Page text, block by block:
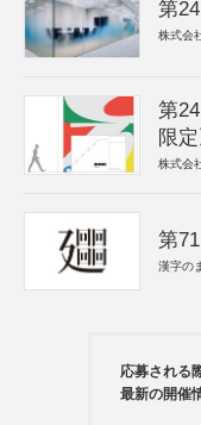
第
株式会
第
限定
株式会
第
漢字の
応募される
最新の開催